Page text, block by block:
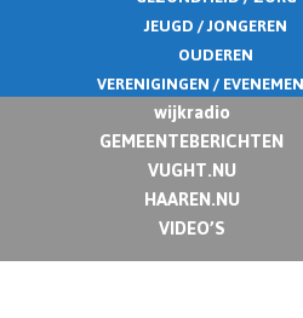
JEUGD / JONGEREN
OUDEREN
VERENIGINGEN /
wijkradio
GEMEENTEBERICHTEN
VUGHT.NU
HAAREN.NU
VIDEO’S